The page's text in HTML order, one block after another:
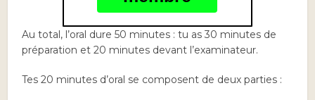
Au total, l’oral dure 50 minutes : tu as 30 minutes de
préparation et 20 minutes devant l’examinateur.
Tes 20 minutes d’oral se composent de deux parties :